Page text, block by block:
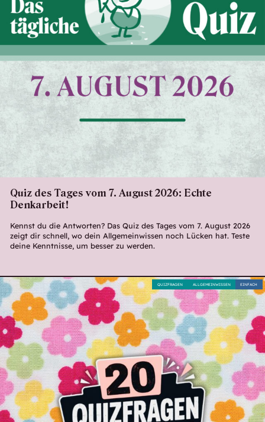
Quiz des Tages vom 7. August 2026: Echte
Denkarbeit!
Kennst du die Antworten? Das Quiz des Tages vom 7. August 2026
zeigt dir schnell, wo dein Allgemeinwissen noch Lücken hat. Teste
deine Kenntnisse, um besser zu werden.
EINFACH
ALLGEMEINWISSEN
QUIZFRAGEN